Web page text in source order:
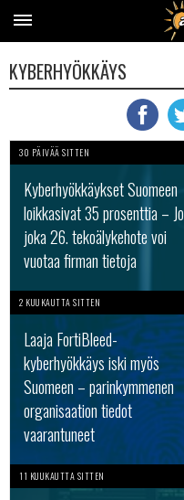
KYBERHYÖKKÄYS
30 PÄIVÄÄ SITTEN
Kyberhyökkäykset Suomeen
loikkasivat 35 prosenttia – Jo
joka 26. tekoälykehote voi
vuotaa firman tietoja
2 KUUKAUTTA SITTEN
Laaja FortiBleed-
kyberhyökkäys iski myös
Suomeen – parinkymmenen
organisaation tiedot
vaarantuneet
11 KUUKAUTTA SITTEN